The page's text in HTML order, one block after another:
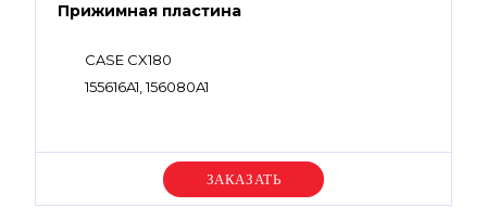
Прижимная пластина
CASE CX180
155616A1, 156080A1
Уточняйте цену